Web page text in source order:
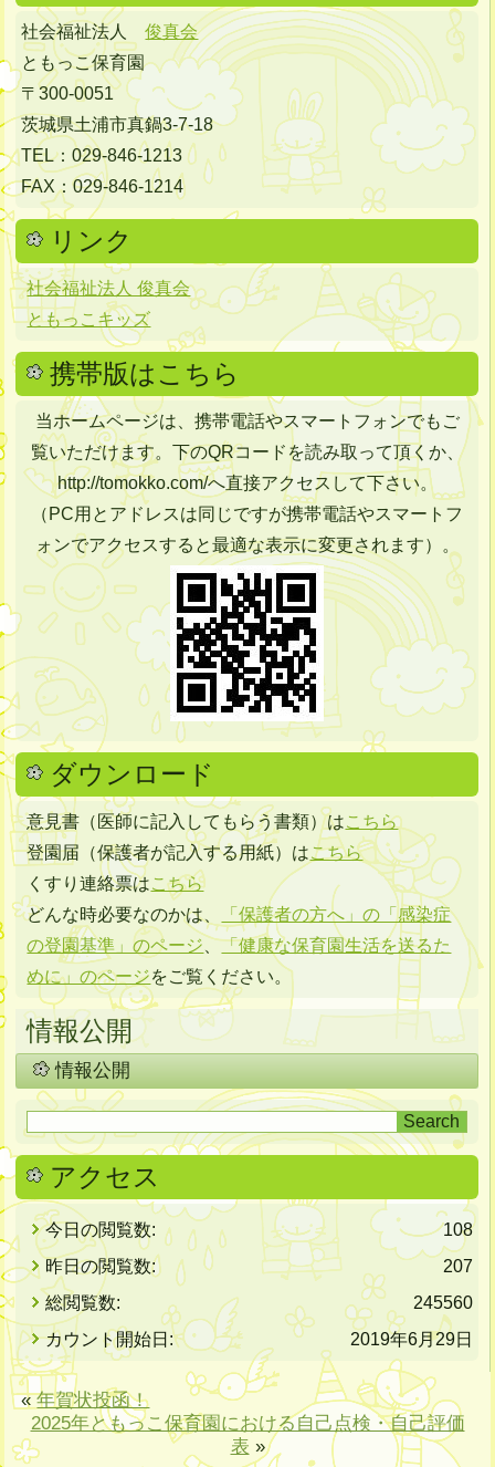
社会福祉法人俊真会
ともっこ保育園
〒300-0051
茨城県土浦市真鍋3-7-18
TEL：029-846-1213
FAX：029-846-1214
リンク
社会福祉法人 俊真会
ともっこキッズ
携帯版はこちら
当ホームページは、携帯電話やスマートフォンでもご
覧いただけます。下のQRコードを読み取って頂くか、
http://tomokko.com/へ直接アクセスして下さい。
（PC用とアドレスは同じですが携帯電話やスマートフ
ォンでアクセスすると最適な表示に変更されます）。
ダウンロード
意見書（医師に記入してもらう書類）はこちら
登園届（保護者が記入する用紙）はこちら
くすり連絡票はこちら
どんな時必要なのかは、
「保護者の方へ」の「感染症
の登園基準」のページ 、「健康な保育園生活を送るた
めに」のページをご覧ください。
情報公開
情報公開
アクセス
108
今日の閲覧数:
207
昨日の閲覧数:
245560
総閲覧数:
2019年6月29日
カウント開始日:
«年賀状投函！
2025年ともっこ保育園における自己点検・自己評価
表 »